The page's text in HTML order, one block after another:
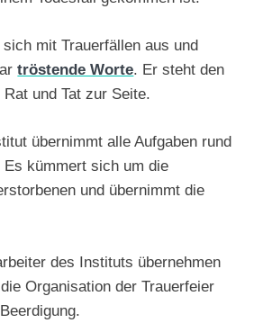
mit Trauerfällen aus und
tröstende Worte. Er steht den
und Tat zur Seite.
übernimmt alle Aufgaben rund
Es kümmert sich um die
und übernimmt die
des Instituts übernehmen
Organisation der Trauerfeier